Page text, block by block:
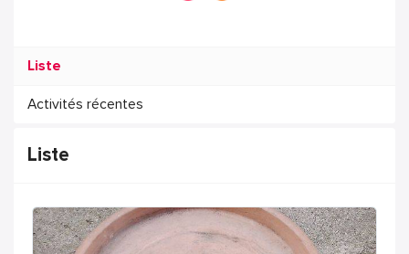
Liste
Activités récentes
Liste